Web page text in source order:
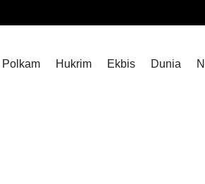
Polkam Hukrim Ekbis Dunia